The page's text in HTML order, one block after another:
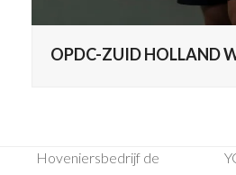
OPDC-ZUID HOLLAND
Hoveniersbedrijf de